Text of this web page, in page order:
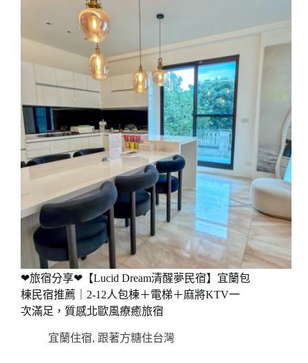
❤旅宿分享❤【Lucid Dream清醒夢民宿】宜蘭包
棟民宿推薦｜2-12人包棟＋電梯＋麻將KTV一
次滿足，質感北歐風療癒旅宿
宜蘭住宿, 跟著方糖住台灣